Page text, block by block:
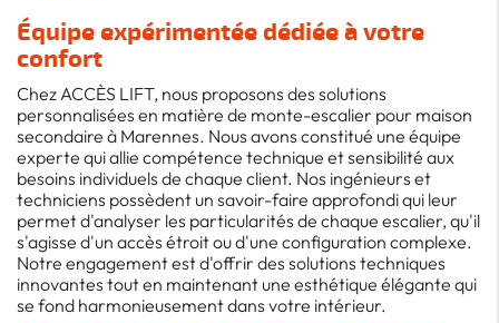
Équipe expérimentée dédiée à votre
confort
Chez ACCÈS LIFT, nous proposons des solutions
personnalisées en matière de monte-escalier pour maison
secondaire à Marennes. Nous avons constitué une équipe
experte qui allie compétence technique et sensibilité aux
besoins individuels de chaque client. Nos ingénieurs et
techniciens possèdent un savoir-faire approfondi qui leur
permet d'analyser les particularités de chaque escalier, qu'il
s'agisse d'un accès étroit ou d'une configuration complexe.
Notre engagement est d'offrir des solutions techniques
innovantes tout en maintenant une esthétique élégante qui
se fond harmonieusement dans votre intérieur.